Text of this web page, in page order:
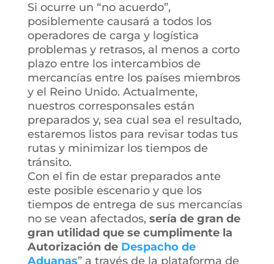
Si ocurre un “no acuerdo”,
posiblemente causará a todos los
operadores de carga y logística
problemas y retrasos, al menos a corto
plazo entre los intercambios de
mercancías entre los países miembros
y el Reino Unido. Actualmente,
nuestros corresponsales están
preparados y, sea cual sea el resultado,
estaremos listos para revisar todas tus
rutas y minimizar los tiempos de
tránsito.
Con el fin de estar preparados ante
este posible escenario y que los
tiempos de entrega de sus mercancías
no se vean afectados, sería de gran de
gran utilidad que se cumplimente la
Autorización de Despacho de
Aduanas” a través de la plataforma de